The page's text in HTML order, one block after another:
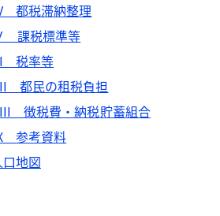
都税滞納整理
課税標準等
税率等
都民の租税負担
徴税費・納税貯蓄組合
参考資料
地図